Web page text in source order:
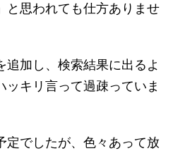
と思われても仕方ありませ
追加し、検索結果に出るよ
ッキリ言って過疎っていま
定でしたが、色々あって放